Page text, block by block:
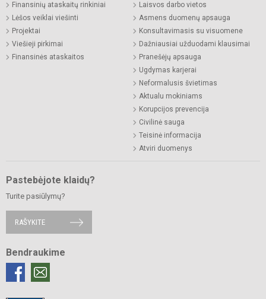
Finansinių ataskaitų rinkiniai
Lėšos veiklai viešinti
Projektai
Viešieji pirkimai
Finansinės ataskaitos
Laisvos darbo vietos
Asmens duomenų apsauga
Konsultavimasis su visuomene
Dažniausiai užduodami klausimai
Pranešėjų apsauga
Ugdymas karjerai
Neformalusis švietimas
Aktualu mokiniams
Korupcijos prevencija
Civilinė sauga
Teisinė informacija
Atviri duomenys
Pastebėjote klaidų?
Turite pasiūlymų?
RAŠYKITE
Bendraukime